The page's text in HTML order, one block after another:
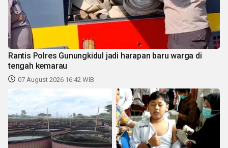
Rantis Polres Gunungkidul jadi harapan baru warga di
tengah kemarau
07 August 2026 16:42 WIB